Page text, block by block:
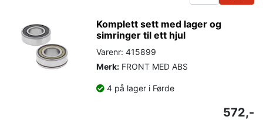
Komplett sett med lager og
simringer til ett hjul
Varenr: 415899
Merk: FRONT MED ABS
4 på lager i Førde
572,-